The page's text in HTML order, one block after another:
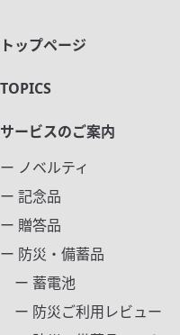
トップページ
TOPICS
サービスのご案内
ー ノベルティ
ー 記念品
ー 贈答品
ー 防災・備蓄品
ー 蓄電池
ー 防災ご利用レビュー